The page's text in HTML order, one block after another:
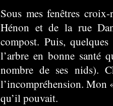
Sous mes fenêtres
Hénon et de la rue
compost. Puis,
l’arbre en bonne santé
nombre de ses nids).
l’incompréhension. Mon
qu’il pouvait.